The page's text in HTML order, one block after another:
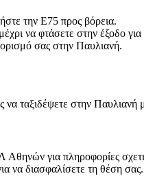
την Ε75 προς βόρεια.
να φτάσετε στην έξοδο
σας στην Παυλιανή.
να ταξιδέψετε στην
για πληροφορίες
να διασφαλίσετε τη θέση σας.